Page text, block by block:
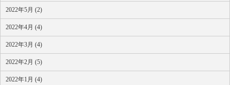
2022年5月 (2)
2022年4月 (4)
2022年3月 (4)
2022年2月 (5)
2022年1月 (4)